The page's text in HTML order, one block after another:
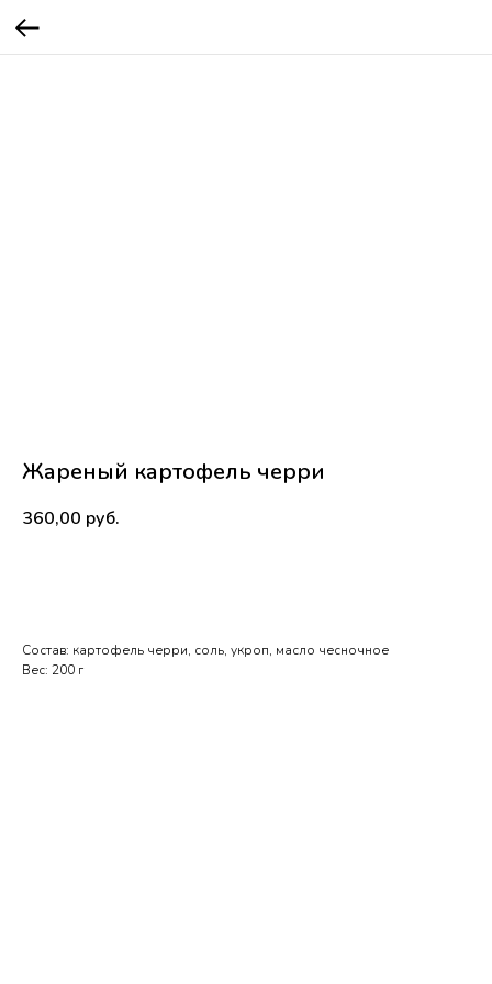
Жареный картофель черри
360,00 руб.
Состав: картофель черри, соль, укроп, масло чесночное
Вес: 200 г